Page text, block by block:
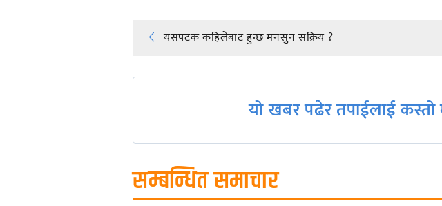
Post
navigation
यसपटक कहिलेबाट हुन्छ मनसुन सक्रिय ?
यो खबर पढेर तपाईलाई
सम्बन्धित समाचार